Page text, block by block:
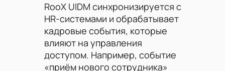
RooX UIDM синхронизируется с
HR-системами и обрабатывает
кадровые события, которые
влияют на управления
доступом. Например, событие
«приём нового сотрудника»